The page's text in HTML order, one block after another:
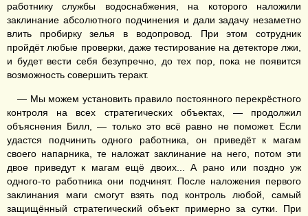
работнику службы водоснабжения, на которого наложили
заклинание абсолютного подчинения и дали задачу незаметно
влить пробирку зелья в водопровод. При этом сотрудник
пройдёт любые проверки, даже тестирование на детекторе лжи,
и будет вести себя безупречно, до тех пор, пока не появится
возможность совершить теракт.
— Мы можем установить правило постоянного перекрёстного
контроля на всех стратегических объектах, — продолжил
объяснения Билл, — только это всё равно не поможет. Если
удастся подчинить одного работника, он приведёт к магам
своего напарника, те наложат заклинание на него, потом эти
двое приведут к магам ещё двоих... А рано или поздно уж
одного-то работника они подчинят. После наложения первого
заклинания маги смогут взять под контроль любой, самый
защищённый стратегический объект примерно за сутки. При